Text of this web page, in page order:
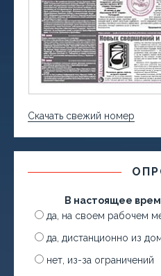
Скачать свежий номер
В настоящее
да, на своем рабочем
да, дистанционно из
нет, из-за ограничений